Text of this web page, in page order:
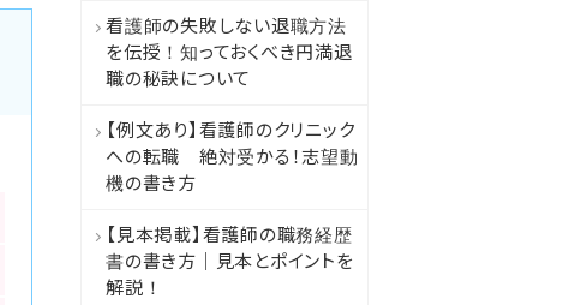
看護師の失敗しない退職方法
を伝授！知っておくべき円満退
職の秘訣について
【例文あり】看護師のクリニック
への転職 絶対受かる！志望動
機の書き方
【見本掲載】看護師の職務経歴
書の書き方｜見本とポイントを
解説！